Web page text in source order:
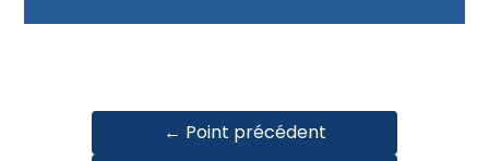
← Point précédent